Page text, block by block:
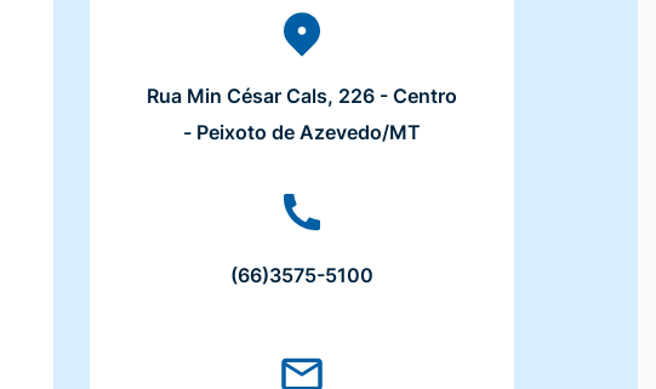
Rua Min César Cals, 226 - Centro
- Peixoto de Azevedo/MT
(66)3575-5100